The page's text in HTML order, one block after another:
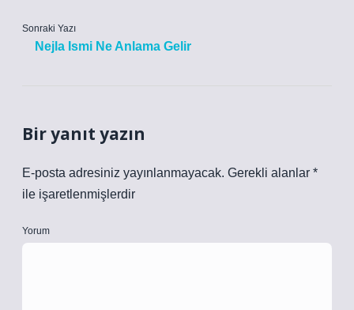
Sonraki Yazı
Nejla Ismi Ne Anlama Gelir
Bir yanıt yazın
E-posta adresiniz yayınlanmayacak. Gerekli alanlar *
ile işaretlenmişlerdir
Yorum